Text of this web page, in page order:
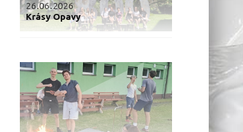
26.06.2026
Krásy Opavy